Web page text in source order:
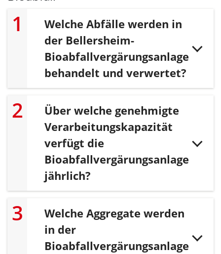
Welche Abfälle werden in
der Bellersheim-
Bioabfallvergärungsanlage
behandelt und verwertet?
Über welche genehmigte
Verarbeitungskapazität
verfügt die
Bioabfallvergärungsanlage
jährlich?
Welche Aggregate werden
in der
Bioabfallvergärungsanlage